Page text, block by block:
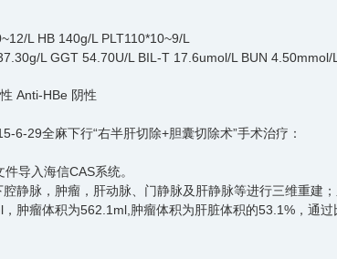
L HB 140g/L PLT110*10~9/L
L GGT 54.70U/L BIL-T 17.6umol/L BUN 4.50mmol/
Anti-HBe 阴性
6-29全麻下行“右半肝切除+胆囊切除术”手术治疗：
导入海信CAS系统。
静脉，肿瘤，肝动脉、门静脉及肝静脉等进行三维重建
肿瘤体积为562.1ml,肿瘤体积为肝脏体积的53.1%，通